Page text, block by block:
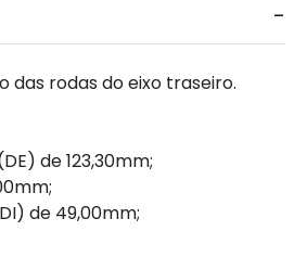
das rodas do eixo traseiro.
de 123,30mm;
de 49,00mm;